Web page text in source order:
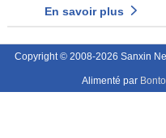
En savoir plus
Copyright © 2008-2026 Sanxin
Alimenté par